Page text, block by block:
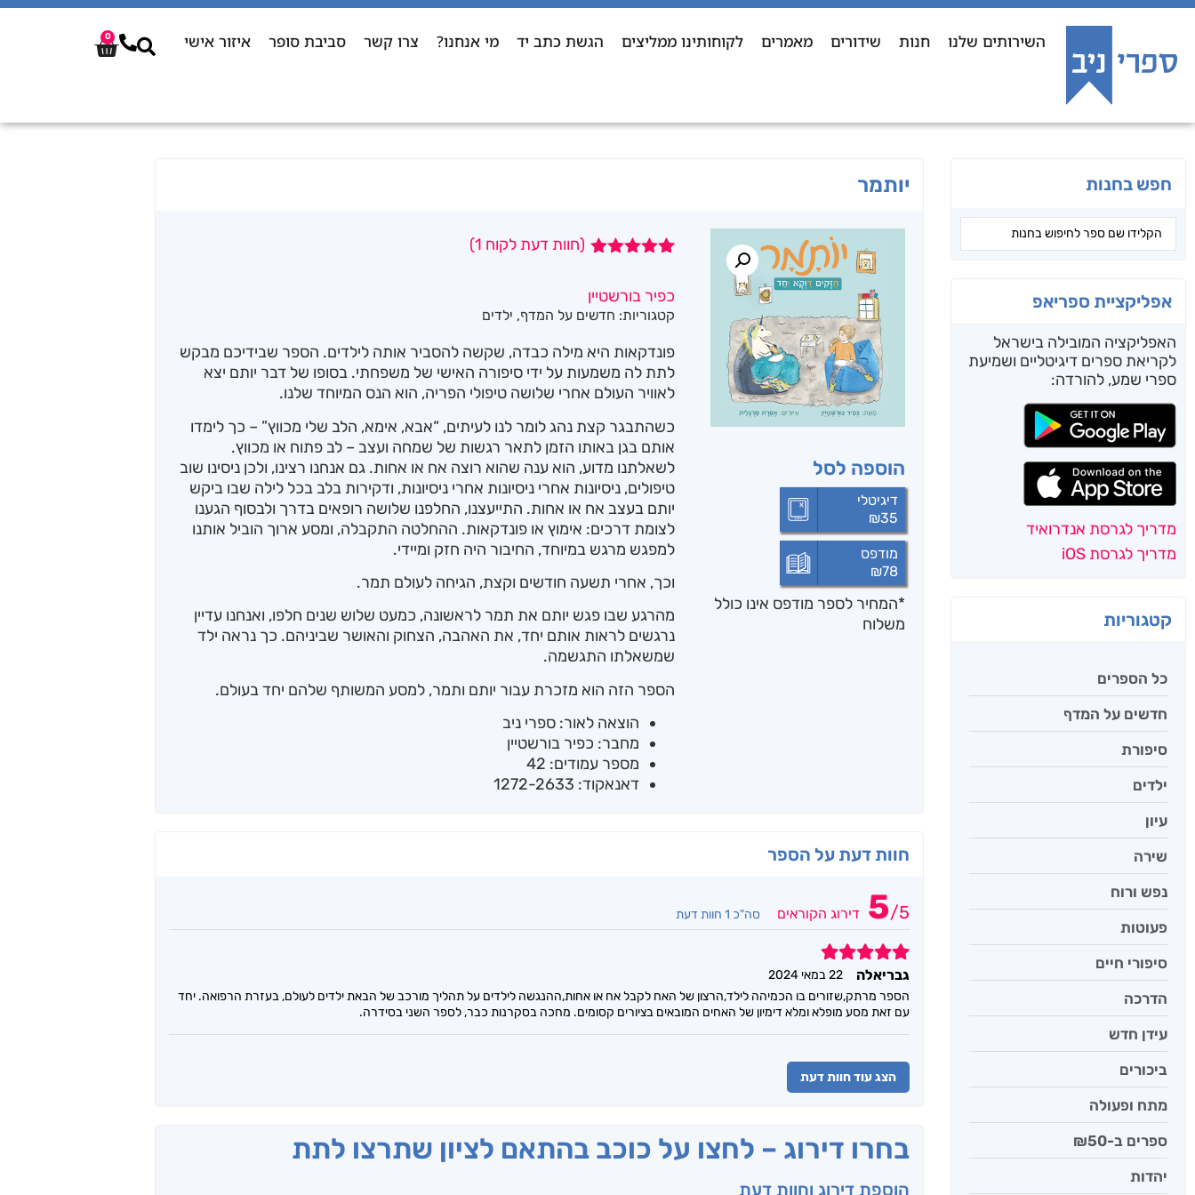
השירותים שלנו חנות שידורים מאמרים לקוחותינו ממליצים הגשת כתב יד מי אנחנו? צרו קשר סביבת סופר איזור אישי 0
חפש בחנות
אפליקציית ספריאפ
האפליקציה המובילה בישראל
לקריאת ספרים דיגיטליים ושמיעת
ספרי שמע, להורדה:
מדריך לגרסת אנדרואיד
מדריך לגרסת iOS
קטגוריות
כל הספרים
חדשים על המדף
סיפורת
ילדים
עיון
שירה
נפש ורוח
פעוטות
סיפורי חיים
הדרכה
עידן חדש
ביכורים
מתח ופעולה
ספרים ב-₪50
יהדות
יותמר
הוספה לסל
דיגיטלי
₪35
מודפס
₪78
*המחיר לספר מודפס אינו כולל
משלוח
מבוסס על
דירוגים של
(חוות דעת לקוח 1
)
כפיר בורשטיין
קטגוריות: חדשים על המדף, ילדים
פונדקאות היא מילה כבדה, שקשה להסביר אותה לילדים. הספר שבידיכם מבקש
לתת לה משמעות על ידי סיפורה האישי של משפחתי. בסופו של דבר יותם יצא
לאוויר העולם אחרי שלושה טיפולי הפריה, הוא הנס המיוחד שלנו.
כשהתבגר קצת נהג לומר לנו לעיתים, “אבא, אימא, הלב שלי מכווץ” – כך לימדו
אותם בגן באותו הזמן לתאר רגשות של שמחה ועצב – לב פתוח או מכווץ.
לשאלתנו מדוע, הוא ענה שהוא רוצה אח או אחות. גם אנחנו רצינו, ולכן ניסינו שוב
טיפולים, ניסיונות אחרי ניסיונות אחרי ניסיונות, ודקירות בלב בכל לילה שבו ביקש
יותם בעצב אח או אחות. התייעצנו, החלפנו שלושה רופאים בדרך ולבסוף הגענו
לצומת דרכים: אימוץ או פונדקאות. ההחלטה התקבלה, ומסע ארוך הוביל אותנו
למפגש מרגש במיוחד, החיבור היה חזק ומיידי.
וכך, אחרי תשעה חודשים וקצת, הגיחה לעולם תמר.
מהרגע שבו פגש יותם את תמר לראשונה, כמעט שלוש שנים חלפו, ואנחנו עדיין
נרגשים לראות אותם יחד, את האהבה, הצחוק והאושר שביניהם. כך נראה ילד
שמשאלתו התגשמה.
הספר הזה הוא מזכרת עבור יותם ותמר, למסע המשותף שלהם יחד בעולם.
הוצאה לאור: ספרי ניב
מחבר: כפיר בורשטיין
מספר עמודים: 42
דאנאקוד: 1272-2633
חוות דעת על הספר
5/5 דירוג הקוראים סה"כ 1 חוות דעת
5
גבריאלה
22 במאי 2024
הספר מרתק,שזורים בו הכמיהה לילד,הרצון של האח לקבל אח או אחות,ההנגשה לילדים על תהליך מורכב של הבאת ילדים לעולם, בעזרת הרפואה. יחד
עם זאת מסע מופלא ומלא דימיון של האחים המובאים בציורים קסומים. מחכה בסקרנות כבר, לספר השני בסידרה.
הצג עוד חוות דעת
בחרו דירוג – לחצו על כוכב בהתאם לציון שתרצו לתת
הוספת דירוג וחוות דעת